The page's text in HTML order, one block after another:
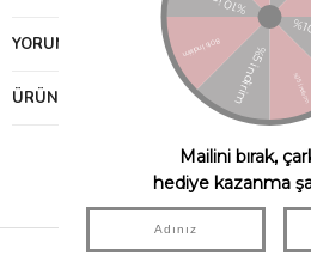
YORUMLAR
ÜRÜN ÖNERILERI